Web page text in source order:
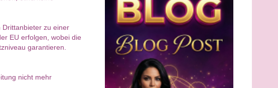
Drittanbieter zu einer
EU erfolgen, wobei die
garantieren.
nicht mehr